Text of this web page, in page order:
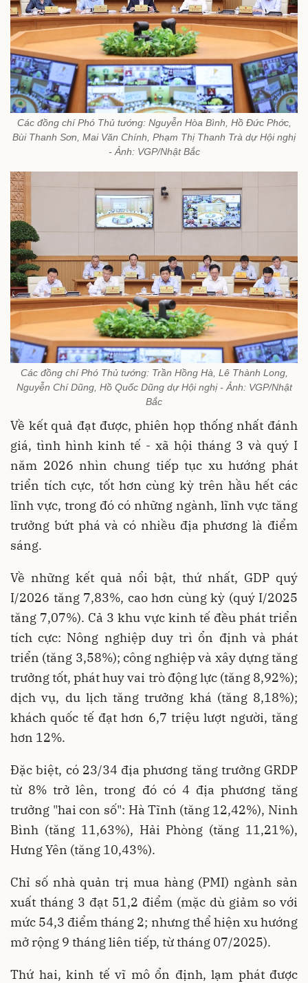
Các đồng chí Phó Thủ tướng: Nguyễn Hòa Bình, Hồ Đức Phớc,
Bùi Thanh Sơn, Mai Văn Chính, Phạm Thị Thanh Trà dự Hội nghị
- Ảnh: VGP/Nhật Bắc
Các đồng chí Phó Thủ tướng: Trần Hồng Hà, Lê Thành Long,
Nguyễn Chí Dũng, Hồ Quốc Dũng dự Hội nghị - Ảnh: VGP/Nhật
Bắc
Về kết quả đạt được, phiên họp thống nhất đánh
giá, tình hình kinh tế - xã hội tháng 3 và quý I
năm 2026 nhìn chung tiếp tục xu hướng phát
triển tích cực, tốt hơn cùng kỳ trên hầu hết các
lĩnh vực, trong đó có những ngành, lĩnh vực tăng
trưởng bứt phá và có nhiều địa phương là điểm
sáng.
Về những kết quả nổi bật, thứ nhất, GDP quý
I/2026 tăng 7,83%, cao hơn cùng kỳ (quý I/2025
tăng 7,07%). Cả 3 khu vực kinh tế đều phát triển
tích cực: Nông nghiệp duy trì ổn định và phát
triển (tăng 3,58%); công nghiệp và xây dựng tăng
trưởng tốt, phát huy vai trò động lực (tăng 8,92%);
dịch vụ, du lịch tăng trưởng khá (tăng 8,18%);
khách quốc tế đạt hơn 6,7 triệu lượt người, tăng
hơn 12%.
Đặc biệt, có 23/34 địa phương tăng trưởng GRDP
từ 8% trở lên, trong đó có 4 địa phương tăng
trưởng "hai con số": Hà Tĩnh (tăng 12,42%), Ninh
Bình (tăng 11,63%), Hải Phòng (tăng 11,21%),
Hưng Yên (tăng 10,43%).
Chỉ số nhà quản trị mua hàng (PMI) ngành sản
xuất tháng 3 đạt 51,2 điểm (mặc dù giảm so với
mức 54,3 điểm tháng 2; nhưng thể hiện xu hướng
mở rộng 9 tháng liên tiếp, từ tháng 07/2025).
Thứ hai, kinh tế vĩ mô ổn định, lạm phát được